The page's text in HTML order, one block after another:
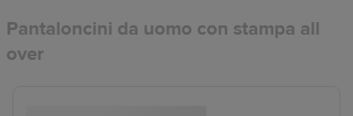
Pantaloncini da uomo con stampa all
over